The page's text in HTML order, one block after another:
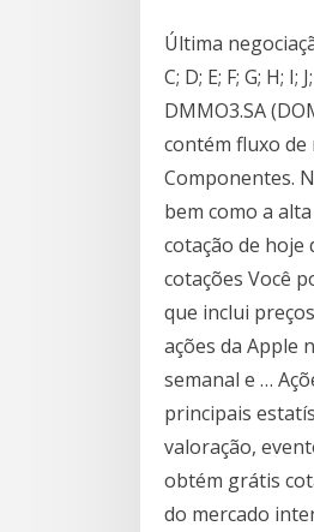
Última
C; D; E; F; G; H;
DMMO3.SA
contém fluxo de
Componentes.
bem como a
cotação de hoje
cotações Você
que inclui
ações da Apple
semanal e …
principais
valoração,
obtém grátis
do mercado